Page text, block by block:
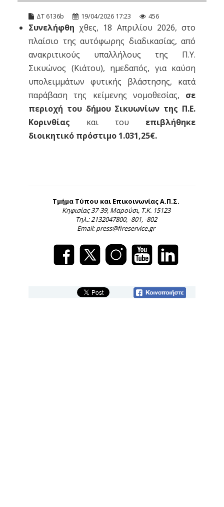
ΔΤ 6136b 19/04/2026 17:23 456
Συνελήφθη χθες, 18 Απριλίου 2026, στο
πλαίσιο της αυτόφωρης διαδικασίας, από
ανακριτικούς υπαλλήλους της Π.Υ.
Σικυώνος (Κιάτου), ημεδαπός, για καύση
υπολειμμάτων φυτικής βλάστησης, κατά
παράβαση της κείμενης νομοθεσίας, σε
περιοχή του δήμου Σικυωνίων της Π.Ε.
Κορινθίας και του επιβλήθηκε
διοικητικό πρόστιμο 1.031,25€.
Τμήμα Τύπου και Επικοινωνίας Α.Π.Σ.
Κηφισίας 37-39, Μαρούσι, Τ.Κ. 15123
Τηλ.: 2132047800, -801, -802
Email: press@fireservice.gr